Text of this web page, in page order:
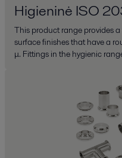
Higieninė ISO
This product range provides
surface finishes that have a
μ. Fittings in the hygienic